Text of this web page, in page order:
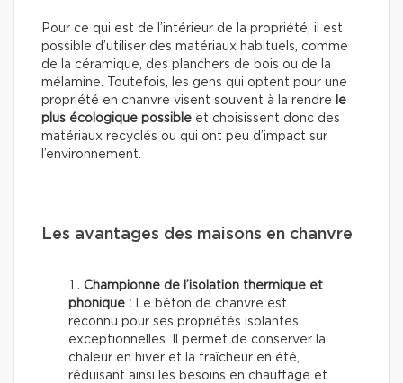
Pour ce qui est de l’intérieur de la propriété, il est
possible d’utiliser des matériaux habituels, comme
de la céramique, des planchers de bois ou de la
mélamine. Toutefois, les gens qui optent pour une
propriété en chanvre visent souvent à la rendre
le
plus écologique possible et choisissent donc des
matériaux recyclés ou qui ont peu d’impact sur
l’environnement.
Les avantages des maisons en chanvre
Championne de l’isolation thermique et
phonique :
Le béton de chanvre est
reconnu pour ses propriétés isolantes
exceptionnelles. Il permet de conserver la
chaleur en hiver et la fraîcheur en été,
réduisant ainsi les besoins en chauffage et